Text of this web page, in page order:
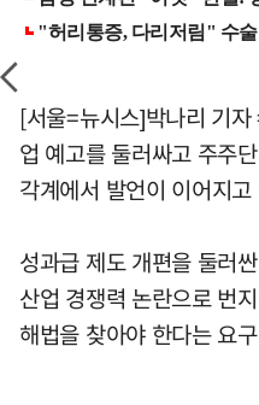
[서울=뉴시스]박나리 기
업 예고를 둘러싸고 주주
각계에서 발언이 이어지고
성과급 제도 개편을 둘러
산업 경쟁력 논란으로 번
해법을 찾아야 한다는 요